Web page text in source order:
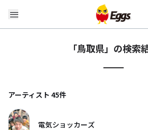
menu
「鳥取県」の検索
アーティスト 45件
電気ショッカーズ